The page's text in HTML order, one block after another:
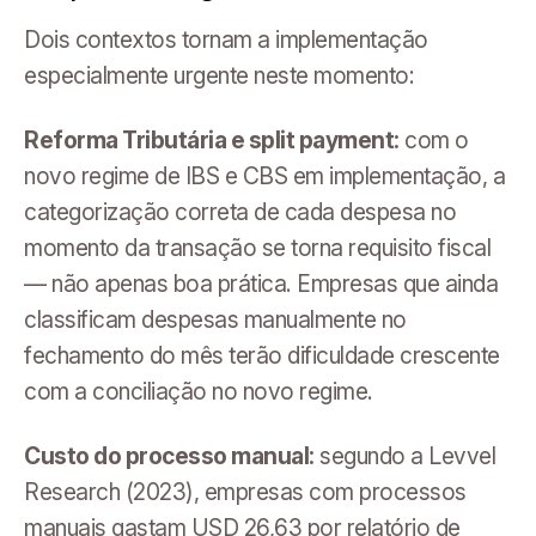
Dois contextos tornam a implementação
especialmente urgente neste momento:
Reforma Tributária e split payment: com o
novo regime de IBS e CBS em implementação, a
categorização correta de cada despesa no
momento da transação se torna requisito fiscal
— não apenas boa prática. Empresas que ainda
classificam despesas manualmente no
fechamento do mês terão dificuldade crescente
com a conciliação no novo regime.
Custo do processo manual: segundo a Levvel
Research (2023), empresas com processos
manuais gastam USD 26,63 por relatório de